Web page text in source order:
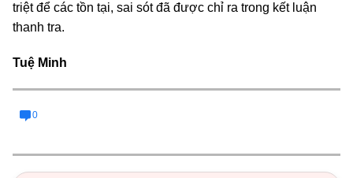
triệt để các tồn tại, sai sót đã được chỉ ra trong kết luận
thanh tra.
Tuệ Minh
0